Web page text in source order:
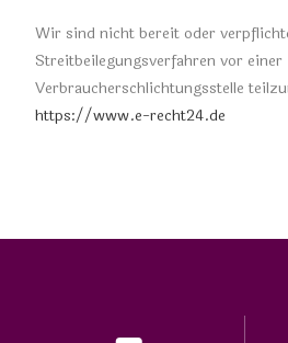
Wir sind nicht bereit oder
Streitbeilegungsverfahren vor einer
Verbraucherschlichtungsstelle
https://www.e-recht24.de